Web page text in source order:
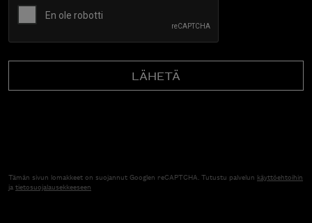
Tämän sivun lomakkeet on suojannut Googlen reCAPTCHA. Tutustu palvelun käyttöehtoihin
jatietosuojalausekkeeseen